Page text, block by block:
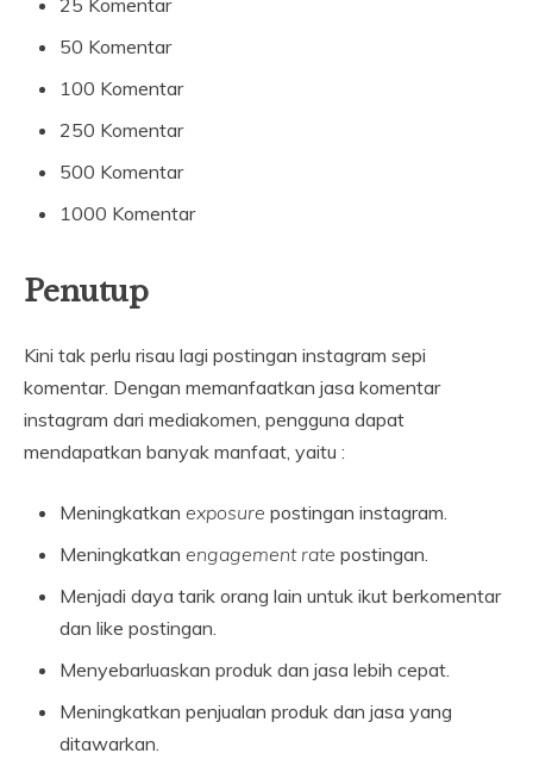
25 Komentar
50 Komentar
100 Komentar
250 Komentar
500 Komentar
1000 Komentar
Penutup
Kini tak perlu risau lagi postingan instagram sepi
komentar. Dengan memanfaatkan jasa komentar
instagram dari mediakomen, pengguna dapat
mendapatkan banyak manfaat, yaitu :
Meningkatkan exposure postingan instagram.
Meningkatkan engagement rate postingan.
Menjadi daya tarik orang lain untuk ikut berkomentar
dan like postingan.
Menyebarluaskan produk dan jasa lebih cepat.
Meningkatkan penjualan produk dan jasa yang
ditawarkan.